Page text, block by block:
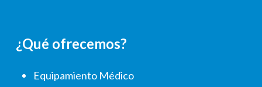
¿Qué ofrecemos?
Equipamiento Médico